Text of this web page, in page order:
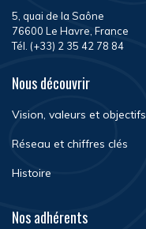
5, quai de la Saône
76600 Le Havre, France
Tél. (+33) 2 35 42 78 84
Nous découvrir
Vision, valeurs et objectifs
Réseau et chiffres clés
Histoire
Nos adhérents